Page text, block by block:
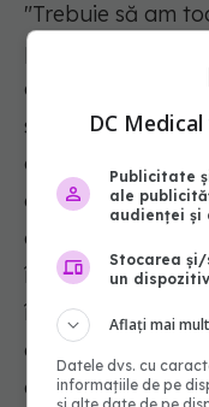
"Trebuie să am
putea măcar
acest loc de
simte nevoia
cunoștințele și
chiar să aplice
de cei din jurul
învăța" sau care
în același timp,
deținerea
așteptări realiste.
DC
Publicitate
ale
audienței și
Stocarea
un dispozitiv
Aflați mai
Datele dvs. cu
informațiile de pe